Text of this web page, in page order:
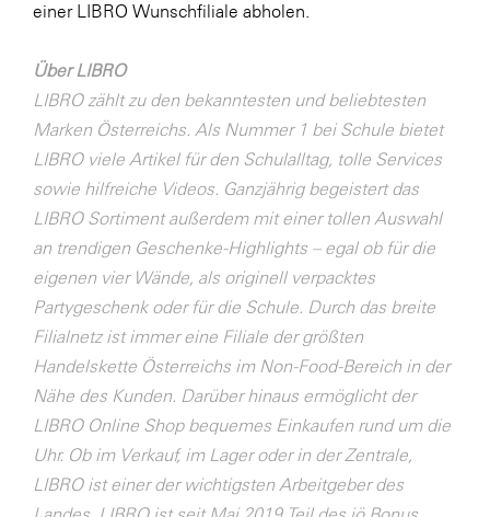
einer LIBRO Wunschfiliale abholen.
Über LIBRO
LIBRO zählt zu den bekanntesten und beliebtesten
Marken Österreichs. Als Nummer 1 bei Schule bietet
LIBRO viele Artikel für den Schulalltag, tolle Services
sowie hilfreiche Videos. Ganzjährig begeistert das
LIBRO Sortiment außerdem mit einer tollen Auswahl
an trendigen Geschenke-Highlights – egal ob für die
eigenen vier Wände, als originell verpacktes
Partygeschenk oder für die Schule. Durch das breite
Filialnetz ist immer eine Filiale der größten
Handelskette Österreichs im Non-Food-Bereich in der
Nähe des Kunden. Darüber hinaus ermöglicht der
LIBRO Online Shop bequemes Einkaufen rund um die
Uhr. Ob im Verkauf, im Lager oder in der Zentrale,
LIBRO ist einer der wichtigsten Arbeitgeber des